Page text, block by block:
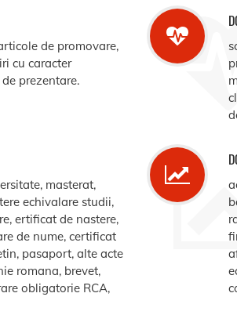
de promovare,
cu caracter
prezentare.
masterat,
echivalare studii,
ertificat de nastere,
de nume, certificat
pasaport, alte acte
romana, brevet,
obligatorie RCA,